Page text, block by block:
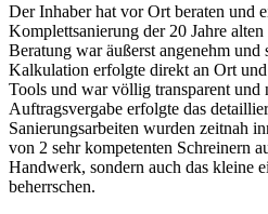
Der Inhaber hat vor Ort beraten und
Komplettsanierung der 20 Jahre
Beratung war äußerst angenehm und
Kalkulation erfolgte direkt an Ort
Tools und war völlig transparent und
Auftragsvergabe erfolgte das
Sanierungsarbeiten wurden zeitnah
von 2 sehr kompetenten Schreinern
Handwerk, sondern auch das kleine
beherrschen.